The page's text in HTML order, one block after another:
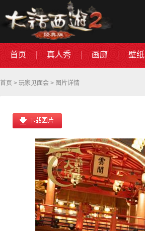
首页 真人秀 画廊 壁纸
首页 > 玩家见面会 > 图片详情